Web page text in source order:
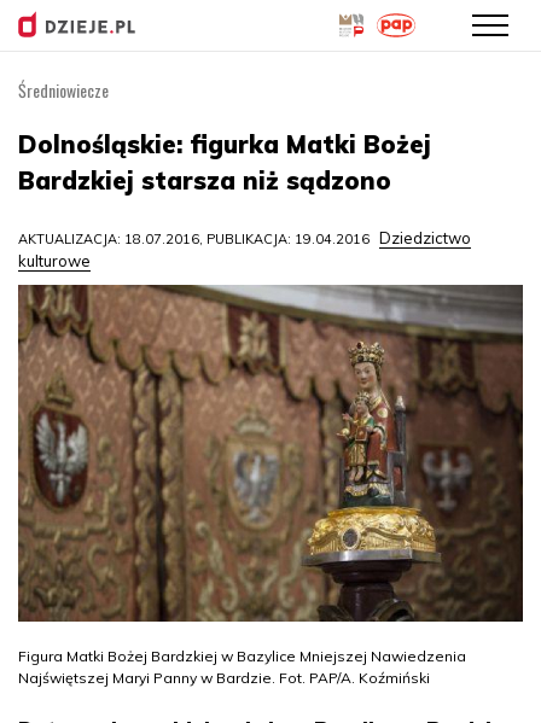
treści
Średniowiecze
Dolnośląskie: figurka Matki Bożej
Bardzkiej starsza niż sądzono
AKTUALIZACJA: 18.07.2016, PUBLIKACJA: 19.04.2016 Dziedzictwo
kulturowe
Figura Matki Bożej Bardzkiej w Bazylice Mniejszej Nawiedzenia
Najświętszej Maryi Panny w Bardzie. Fot. PAP/A. Koźmiński